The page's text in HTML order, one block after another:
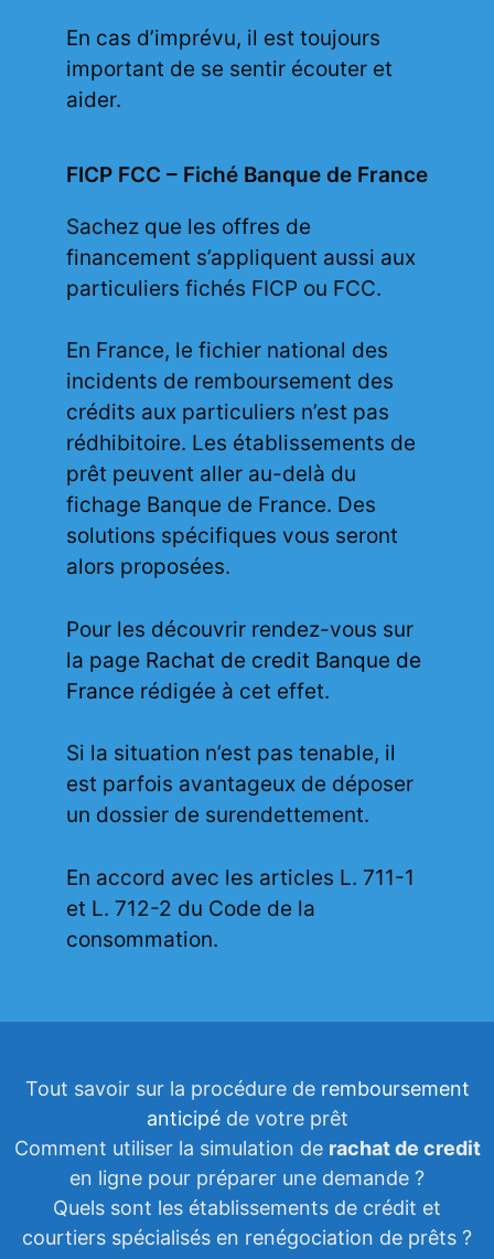
En cas d’imprévu, il est toujours
important de se sentir écouter et
aider.
FICP FCC – Fiché Banque de France
Sachez que les offres de
financement s’appliquent aussi aux
particuliers fichés FICP ou FCC.
En France, le fichier national des
incidents de remboursement des
crédits aux particuliers n’est pas
rédhibitoire. Les établissements de
prêt peuvent aller au-delà du
fichage Banque de France. Des
solutions spécifiques vous seront
alors proposées.
Pour les découvrir rendez-vous sur
la page Rachat de credit Banque de
France rédigée à cet effet.
Si la situation n’est pas tenable, il
est parfois avantageux de déposer
un dossier de surendettement.
En accord avec les articles L. 711-1
et L. 712-2 du Code de la
consommation.
Tout savoir sur la procédure de remboursement
anticipéde votre prêt
Comment utiliser la simulation de rachat de credit
en ligne pour préparer une demande ?
Quels sont les établissements de crédit et
courtiers spécialisés en renégociation de prêts ?